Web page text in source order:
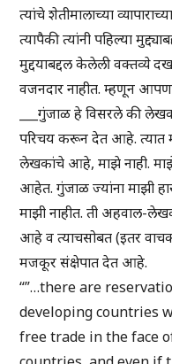
त्यांचे शेतीमालाच्या
त्यापैकी त्यांनी पहिल्या
मुद्दयाबद्दल केलेली वक्तव्ये
वजनदार नाहीत. म्हणून आपण
___गुंजाळ हे विसरले की
परिचय करून देत आहे. त्यात
लेखकांचे आहे, माझे नाही.
आहेत. गुंजाळ ज्यांना माझी
माझी नाहीत. ती अहवाल-
आहे व त्याचसोबत (इतर
मजकूर संक्षेपात देत आहे.
“”…there are
developing countries
free trade in the face